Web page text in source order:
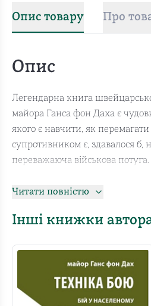
Опис товару Про
Опис
Легендарна книга
майора Ганса фон Даха є
якого є навчити, як перемагати
супротивником є, здавалося б,
переважаюча військова
техніки т. зв. малої війни.
навіть після злиденної поразки
надзвичайною ясністю
організації руху опору,
війни, забезпечення їх
харчами, здійснення диверсій,
Читати повністю
Інші книжки